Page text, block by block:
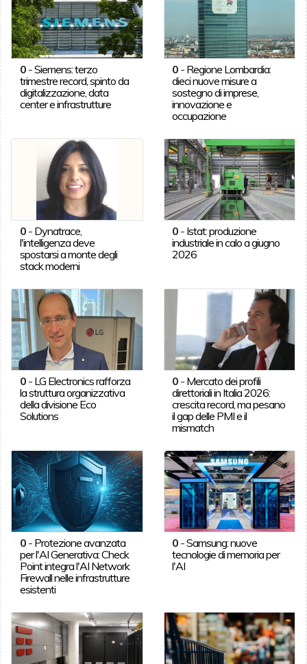
0-Siemens: terzo
trimestre record, spinto da
digitalizzazione, data
center e infrastrutture
0 - Regione Lombardia:
dieci nuove misure a
sostegno di imprese,
innovazione e
occupazione
0- Dynatrace,
l'intelligenza deve
spostarsi a monte degli
stack moderni
0 - Istat: produzione
industriale in calo a giugno
2026
0- LG Electronics rafforza
la struttura organizzativa
della divisione Eco
Solutions
0 - Mercato dei profili
direttoriali in Italia 2026:
crescita record, ma pesano
il gap delle PMI e il
mismatch
0- Protezione avanzata
per l'AI Generativa: Check
Point integra l'AI Network
Firewall nelle infrastrutture
esistenti
0 -Samsung: nuove
tecnologie di memoria per
l'AI